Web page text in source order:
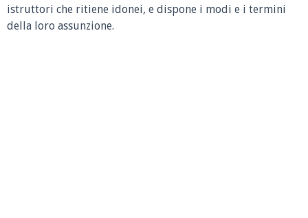
istruttori che ritiene idonei, e dispone i modi e i termini
della loro assunzione.